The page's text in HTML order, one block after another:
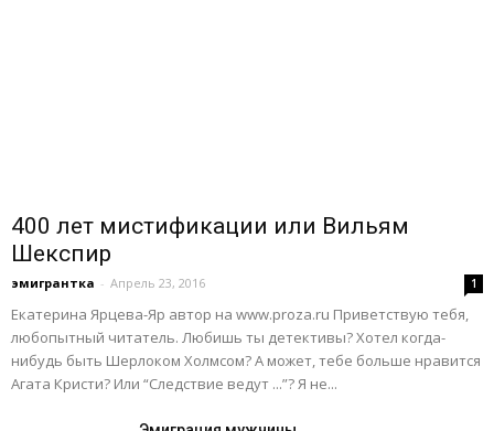
400 лет мистификации или Вильям
Шекспир
эмигрантка - Апрель 23, 2016 1
Екатерина Ярцева-Яр автор на www.proza.ru Приветствую тебя,
любопытный читатель. Любишь ты детективы? Хотел когда-
нибудь быть Шерлоком Холмсом? А может, тебе больше нравится
Агата Кристи? Или “Следствие ведут ...”? Я не...